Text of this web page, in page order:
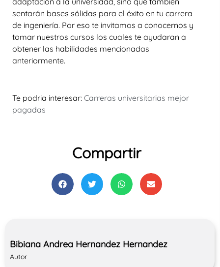
sentarán bases sólidas para el éxito en tu carrera
de ingeniería. Por eso te invitamos a conocernos y
tomar nuestros cursos los cuales te ayudaran a
obtener las habilidades mencionadas
anteriormente.
Te podria interesar: Carreras universitarias mejor
pagadas
Compartir
Bibiana Andrea Hernandez Hernandez
Autor